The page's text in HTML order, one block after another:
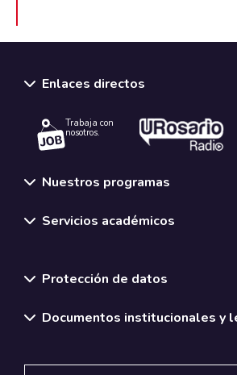
Enlaces directos
Trabaja con
nosotros.
Nuestros programas
Servicios académicos
Protección de datos
Documentos institucionales y